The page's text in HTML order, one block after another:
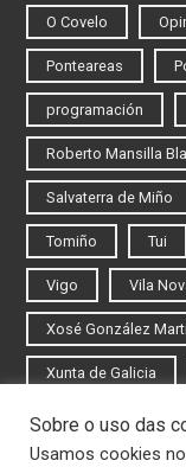
O Covelo
Ponteareas
programación
Roberto Mansilla
Salvaterra de Miño
Tomiño Tui
Vigo Vila
Xosé González
Xunta de Galicia
Iniciar sesión
Sobre o uso das
Usamos cookies